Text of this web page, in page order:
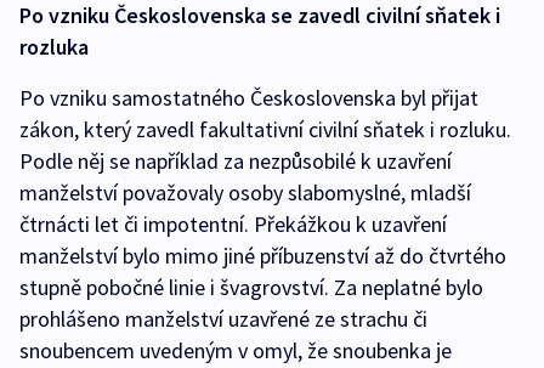
Po vzniku Československa se zavedl civilní sňatek i
rozluka
Po vzniku samostatného Československa byl přijat
zákon, který zavedl fakultativní civilní sňatek i rozluku.
Podle něj se například za nezpůsobilé k uzavření
manželství považovaly osoby slabomyslné, mladší
čtrnácti let či impotentní. Překážkou k uzavření
manželství bylo mimo jiné příbuzenství až do čtvrtého
stupně pobočné linie i švagrovství. Za neplatné bylo
prohlášeno manželství uzavřené ze strachu či
snoubencem uvedeným v omyl, že snoubenka je